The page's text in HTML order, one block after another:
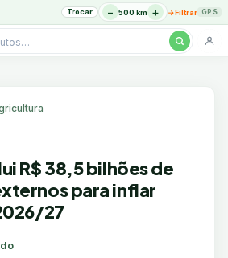
Trocar − 500 km + →Filtrar GPS
R$ 38,5 bilhões de
para inflar
27